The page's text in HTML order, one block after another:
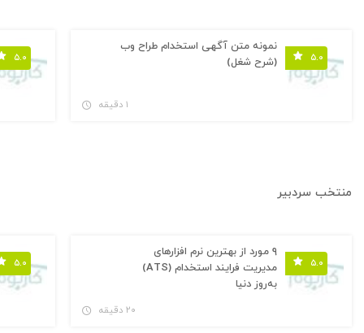
۵.۰
نمونه متن آگهی استخدام طراح وب
(شرح شغل)
۱ دقیقه
۵.۰
منتخب سردبیر
۵.۰
۹ مورد از بهترین نرم افزارهای
مدیریت فرایند استخدام (ATS)
به‌روز دنیا
۲۰ دقیقه
۵.۰